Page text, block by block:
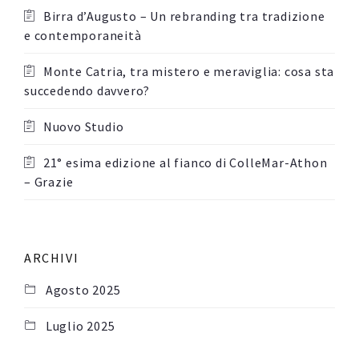
Birra d’Augusto – Un rebranding tra tradizione
e contemporaneità
Monte Catria, tra mistero e meraviglia: cosa sta
succedendo davvero?
Nuovo Studio
21° esima edizione al fianco di ColleMar-Athon
– Grazie
ARCHIVI
Agosto 2025
Luglio 2025